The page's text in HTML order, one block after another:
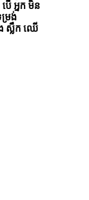
អ្នក មិន
រង់
ស្លឹក ឈើ